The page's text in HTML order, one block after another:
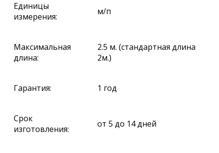
Единицы
измерения:
м/п
Максимальная
длина:
2.5 м. (стандартная длина
2м.)
Гарантия: 1 год
Срок
изготовления:
от 5 до 14 дней